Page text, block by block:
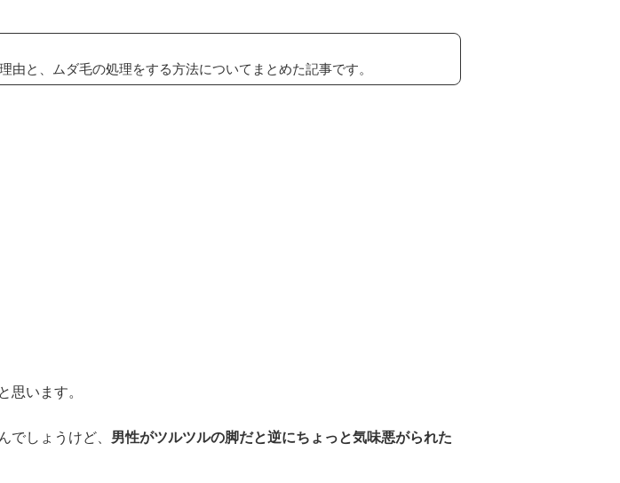
と、ムダ毛の処理をする方法についてまとめた記事です。
思います。
でしょうけど、 男性がツルツルの脚だと逆にちょっと気味悪がられた